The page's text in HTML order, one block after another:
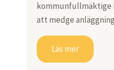
kommunfullmäktige
att medge
Läs mer